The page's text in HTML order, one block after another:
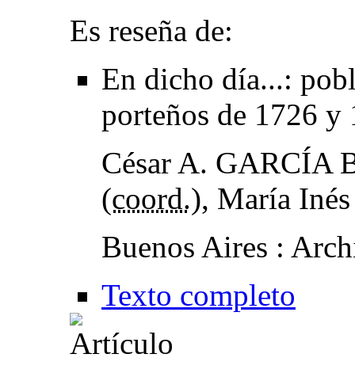
Es reseña de:
En dicho día...:
porteños de 1726 y
César A. GARCÍA
(coord.), María
Buenos Aires :
Texto completo